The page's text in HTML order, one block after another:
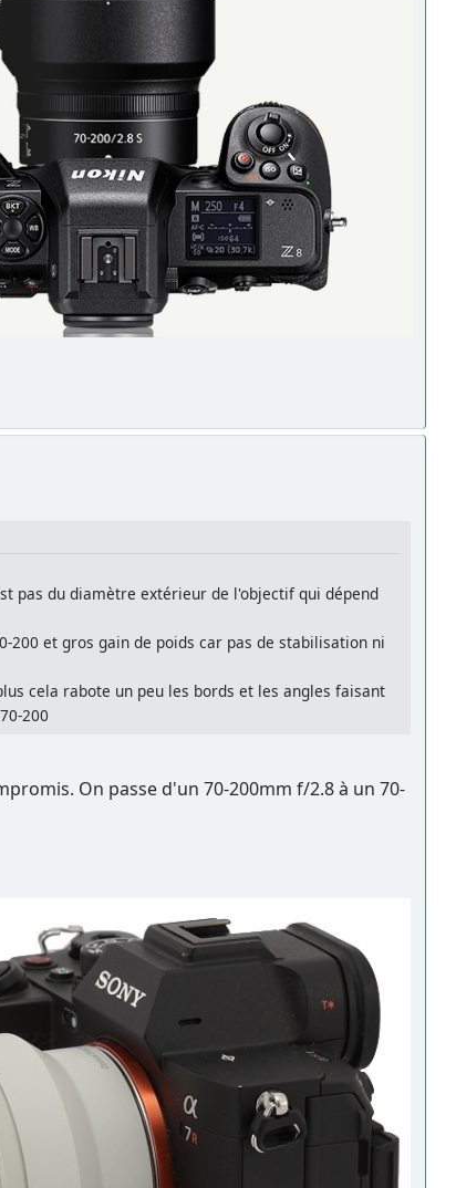
pas du diamètre extérieur de l'objectif qui dépend
et gros gain de poids car pas de stabilisation ni
cela rabote un peu les bords et les angles faisant
200
On passe d'un 70-200mm f/2.8 à un 70-